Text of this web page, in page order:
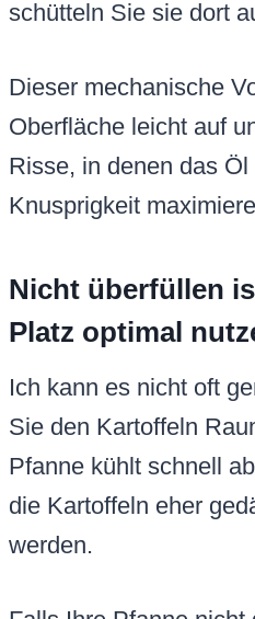
schütteln Sie sie dort
Dieser mechanische
Oberfläche leicht auf
Risse, in denen das
Knusprigkeit
Nicht überfüllen
Platz optimal
Ich kann es nicht oft
Sie den Kartoffeln
Pfanne kühlt schnell
die Kartoffeln eher
werden.